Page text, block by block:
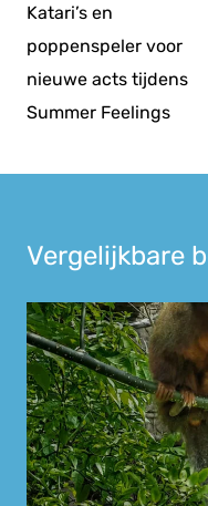
Katari’s en
poppenspeler voor
nieuwe acts tijdens
Summer Feelings
Vergelijkbare